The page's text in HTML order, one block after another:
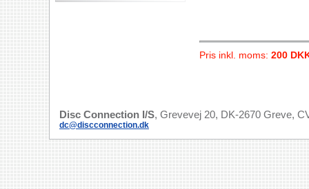
Pris inkl. moms: 200
Disc Connection I/S, Grevevej 20, DK-2670 Greve,
dc@discconnection.dk